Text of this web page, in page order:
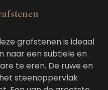
grafstenen is ideaal
naar een subtiele en
te eren. De ruwe en
steenoppervlak